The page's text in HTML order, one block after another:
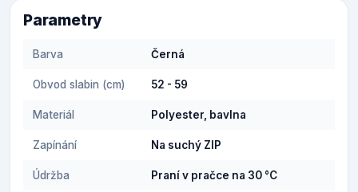
Parametry
Barva Černá
Obvod slabin (cm) 52 - 59
Materiál Polyester, bavlna
Zapínání Na suchý ZIP
Údržba Praní v pračce na 30 °C